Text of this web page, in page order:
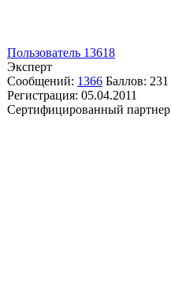
Пользователь 13618
Эксперт
Сообщений: 1366 Баллов: 231
Регистрация: 05.04.2011
Сертифицированный партнер